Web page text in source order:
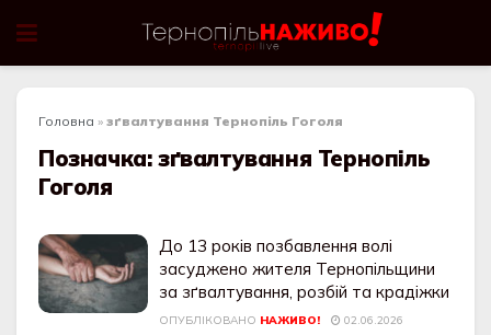
Головна » зґвалтування Тернопіль Гоголя
Позначка: зґвалтування Тернопіль
Гоголя
До 13 років позбавлення волі
засуджено жителя Тернопільщини
за зґвалтування, розбій та крадіжки
ОПУБЛІКОВАНО НАЖИВО! 02.06.2026